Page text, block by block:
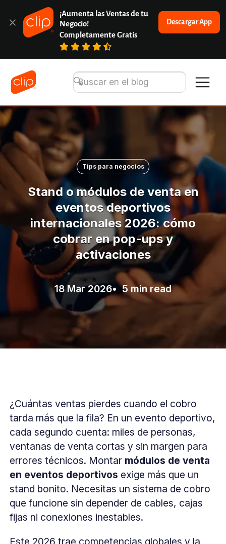
¡Aumenta las Ventas de tu
Negocio!
Completamente Gratis
Descargar App
Tips para negocios
Stand o módulos de venta en
eventos deportivos
internacionales 2026: cómo
cobrar en pop-ups y
activaciones
18 Mar 2026• 5 min read
¿Cuántas ventas pierdes cuando el cobro
tarda más que la fila? En un evento deportivo,
cada segundo cuenta: miles de personas,
ventanas de venta cortas y sin margen para
errores técnicos. Montar módulos de venta
en eventos deportivos exige más que un
stand bonito. Necesitas un sistema de cobro
que funcione sin depender de cables, cajas
fijas ni conexiones inestables.
Este 2026 trae competencias globales y la